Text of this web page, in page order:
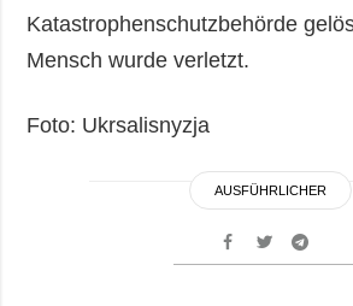
Katastrophenschutzbehörde
Mensch wurde verletzt.
Foto: Ukrsalisnyzja
AUSFÜHRLICHER